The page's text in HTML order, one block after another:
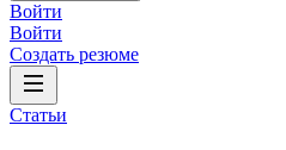
Войти
Войти
Создать резюме
Статьи